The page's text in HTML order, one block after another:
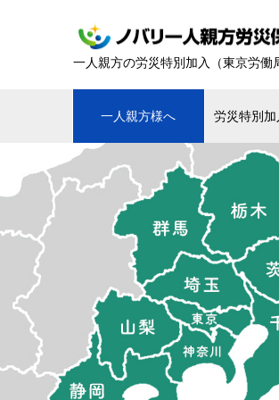
一人親方の労災特別加入（東京労働
一人親方様へ 労災特別加